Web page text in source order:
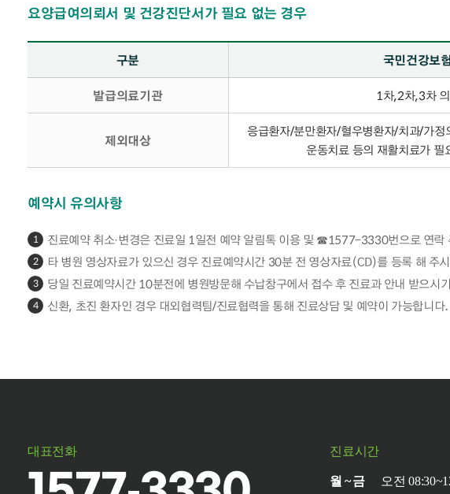
요양급여의뢰서 및 건강진단서가 필요 없는 경우
요양급여의뢰서 및 건강진단서가 필요 없는 경우 안내 - 구분, 국민건강보험환자, 의료급여환자로 나누어 설명합니다.
구분
국민건강보
발급의료기관 1차,2차,3차
제외대상
응급환자/분만환자/혈우병환자/치과/가
운동치료 등의 재활치료가 필
예약시 유의사항
1 진료예약 취소·변경은 진료일 1일전 예약 알림톡 이용 및 ☎1577-3330번으로 연락
2 타 병원 영상자료가 있으신 경우 진료예약시간 30분 전 영상자료(CD)를 등록 해 주
3 당일 진료예약시간 10분전에 병원방문해 수납창구에서 접수 후 진료과 안내 받으시
4 신환, 초진 환자인 경우 대외협력팀/진료협력을 통해 진료상담 및 예약이 가능합니다.
대표전화 진료시간
월~금 오전